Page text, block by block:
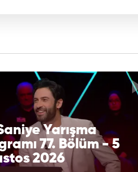
Yarışma
77. Bölüm - 5
2026